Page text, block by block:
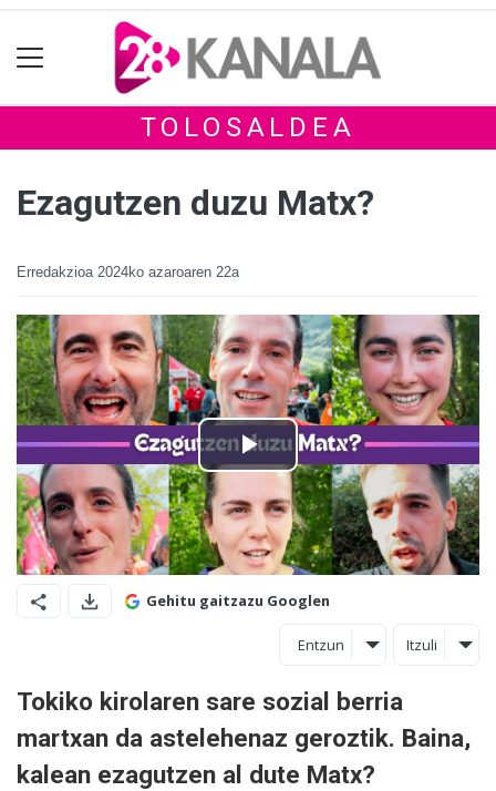
TOLOSALDEA
Ezagutzen duzu Matx?
Erredakzioa 2024ko azaroaren 22a
Gehitu gaitzazu Googlen
Entzun Itzuli
Tokiko kirolaren sare sozial berria
martxan da astelehenaz geroztik. Baina,
kalean ezagutzen al dute Matx?